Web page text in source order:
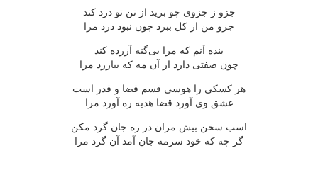
جزو ز جزوی چو برید از تن تو درد كند
جزو من از كل ببرد چون نبود درد مرا
بنده آنم كه مرا بی‌گنه آزرده كند
چون صفتی دارد از آن مه كه بیازرد مرا
هر كسكی را هوسی قسم قضا و قدر است
عشق وی آورد قضا هدیه ره آورد مرا
اسب سخن بیش مران در ره جان گرد مكن
گر چه كه خود سرمه جان آمد آن گرد مرا